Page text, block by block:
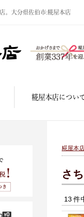
。大分県佐伯市:糀屋本店
糀屋本店につい
糀屋本
さ
13